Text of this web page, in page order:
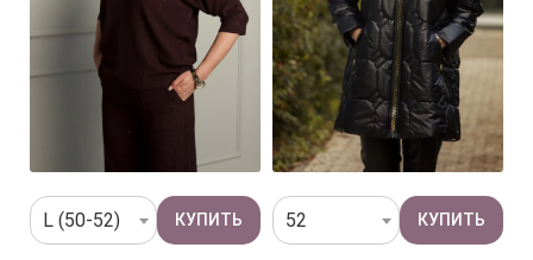
L (50-52) 52